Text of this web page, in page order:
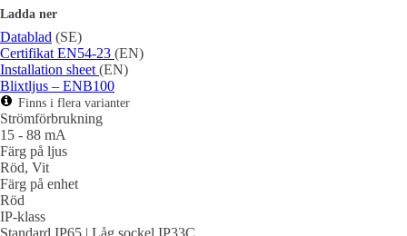
Ladda ner
Datablad (SE)
Certifikat EN54-23 (EN)
Installation sheet (EN)
Blixtljus – ENB100
Finns i flera varianter
Strömförbrukning
15 - 88 mA
Färg på ljus
Röd, Vit
Färg på enhet
Röd
IP-klass
Standard IP65 | Låg sockel IP33C